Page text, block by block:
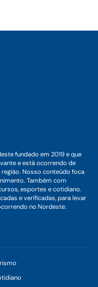
fundado em 2019 e que
e está ocorrendo de
Nosso conteúdo foca
Também com
esportes e cotidiano.
e verificadas, para levar
no Nordeste.